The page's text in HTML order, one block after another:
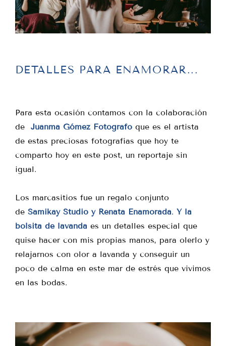
DETALLES PARA ENAMORAR...
Para esta ocasión contamos con la colaboración
de Juanma Gómez Fotografo que es el artista
de estas preciosas fotografías que hoy te
comparto hoy en este post, un reportaje sin
igual.
Los marcasitios fue un regalo conjunto
de Samikay Studio y Renata Enamorada. Y la
bolsita de lavanda es un detalles especial que
quise hacer con mis propias manos, para olerlo y
relajarnos con olor a lavanda y conseguir un
poco de calma en este mar de estrés que vivimos
en las bodas.